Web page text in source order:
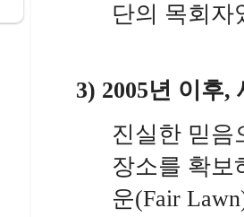
단의 목회자
3) 2005년 이후,
진실한 믿음
장소를 확보
운(Fair